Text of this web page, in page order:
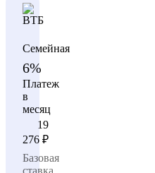
Семейная
6%
Платеж
в
месяц
19
276 ₽
Базовая
ставка